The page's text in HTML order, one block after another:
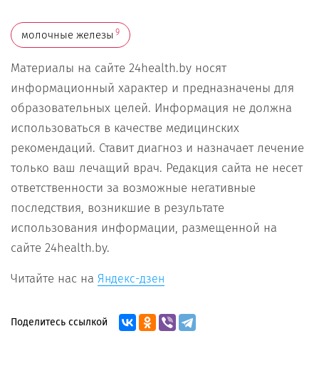
молочные железы 9
Материалы на сайте 24health.by носят
информационный характер и предназначены для
образовательных целей. Информация не должна
использоваться в качестве медицинских
рекомендаций. Ставит диагноз и назначает лечение
только ваш лечащий врач. Редакция сайта не несет
ответственности за возможные негативные
последствия, возникшие в результате
использования информации, размещенной на
сайте 24health.by.
Читайте нас на Яндекс-дзен
Поделитесь ссылкой